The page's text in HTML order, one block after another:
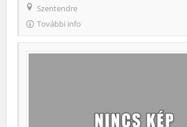
Szentendre
További info